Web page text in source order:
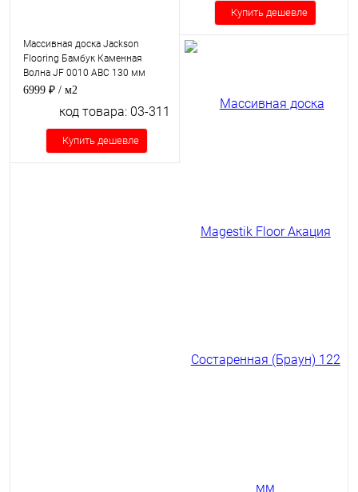
Массивная доска Jackson
Flooring Бамбук Каменная
Волна JF 0010 ABC 130 мм
6999 ₽ / м2
код товара: 03-311
Купить дешевле
Купить дешевле